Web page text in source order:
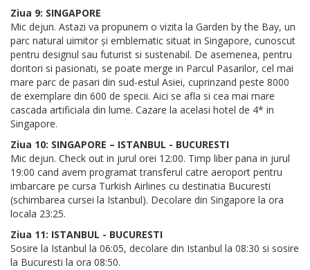
Ziua 9: SINGAPORE
Mic dejun. Astazi va propunem o vizita la Garden by the Bay, un
parc natural uimitor și emblematic situat in Singapore, cunoscut
pentru designul sau futurist si sustenabil. De asemenea, pentru
doritori si pasionati, se poate merge in Parcul Pasarilor, cel mai
mare parc de pasari din sud-estul Asiei, cuprinzand peste 8000
de exemplare din 600 de specii. Aici se afla si cea mai mare
cascada artificiala din lume. Cazare la acelasi hotel de 4* in
Singapore.
Ziua 10: SINGAPORE – ISTANBUL - BUCURESTI
Mic dejun. Check out in jurul orei 12:00. Timp liber pana in jurul
19:00 cand avem programat transferul catre aeroport pentru
imbarcare pe cursa Turkish Airlines cu destinatia Bucuresti
(schimbarea cursei la Istanbul). Decolare din Singapore la ora
locala 23:25.
Ziua 11: ISTANBUL - BUCURESTI
Sosire la Istanbul la 06:05, decolare din Istanbul la 08:30 si sosire
la Bucuresti la ora 08:50.